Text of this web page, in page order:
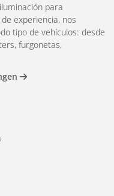
suficiente para una
anchos, vehículos de
mayor visibilidad
la visibilidad
estándar desde todos
función
para
experiencia, nos
tipo de vehículos: desde
furgonetas,